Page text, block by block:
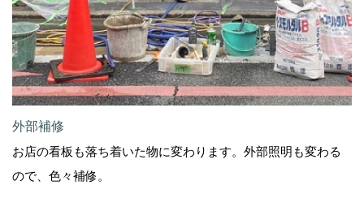
外部補修
お店の看板も落ち着いた物に変わります。外部照明も変わる
ので、色々補修。